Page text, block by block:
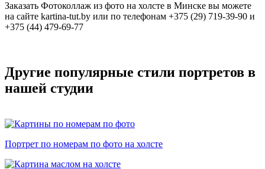
Заказать Фотоколлаж из фото на холсте в Минске вы можете
на сайте kartina-tut.by или по телефонам +375 (29) 719-39-90 и
+375 (44) 479-69-77
Другие популярные стили портретов в
нашей студии
Портрет по номерам по фото на холсте